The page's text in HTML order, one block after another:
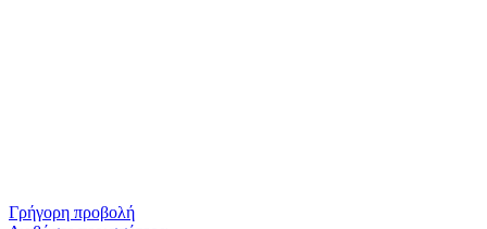
Γρήγορη προβολή